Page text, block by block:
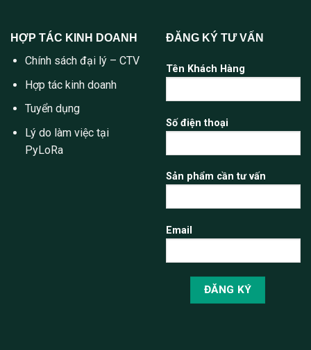
HỢP TÁC KINH DOANH
Chính sách đại lý – CTV
Hợp tác kinh doanh
Tuyển dụng
Lý do làm việc tại
PyLoRa
ĐĂNG KÝ TƯ VẤN
Tên Khách Hàng
Số điện thoại
Sản phẩm cần tư vấn
Email